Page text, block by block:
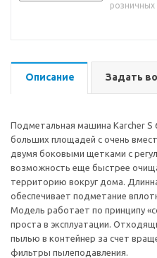
розничных
Описание Задать
Подметальная машина Karcher S
больших площадей с очень
двумя боковыми щетками с
возможность еще быстрее
территорию вокруг дома.
обеспечивает подметание
Модель работает по принципу
проста в эксплуатации.
пылью в контейнер за счет
фильтры пылеподавления.